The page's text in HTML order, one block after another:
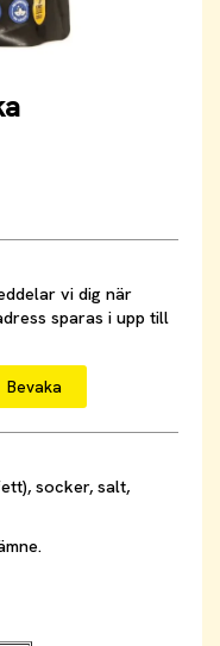
vi dig när
sparas i upp till
Bevaka
socker, salt,